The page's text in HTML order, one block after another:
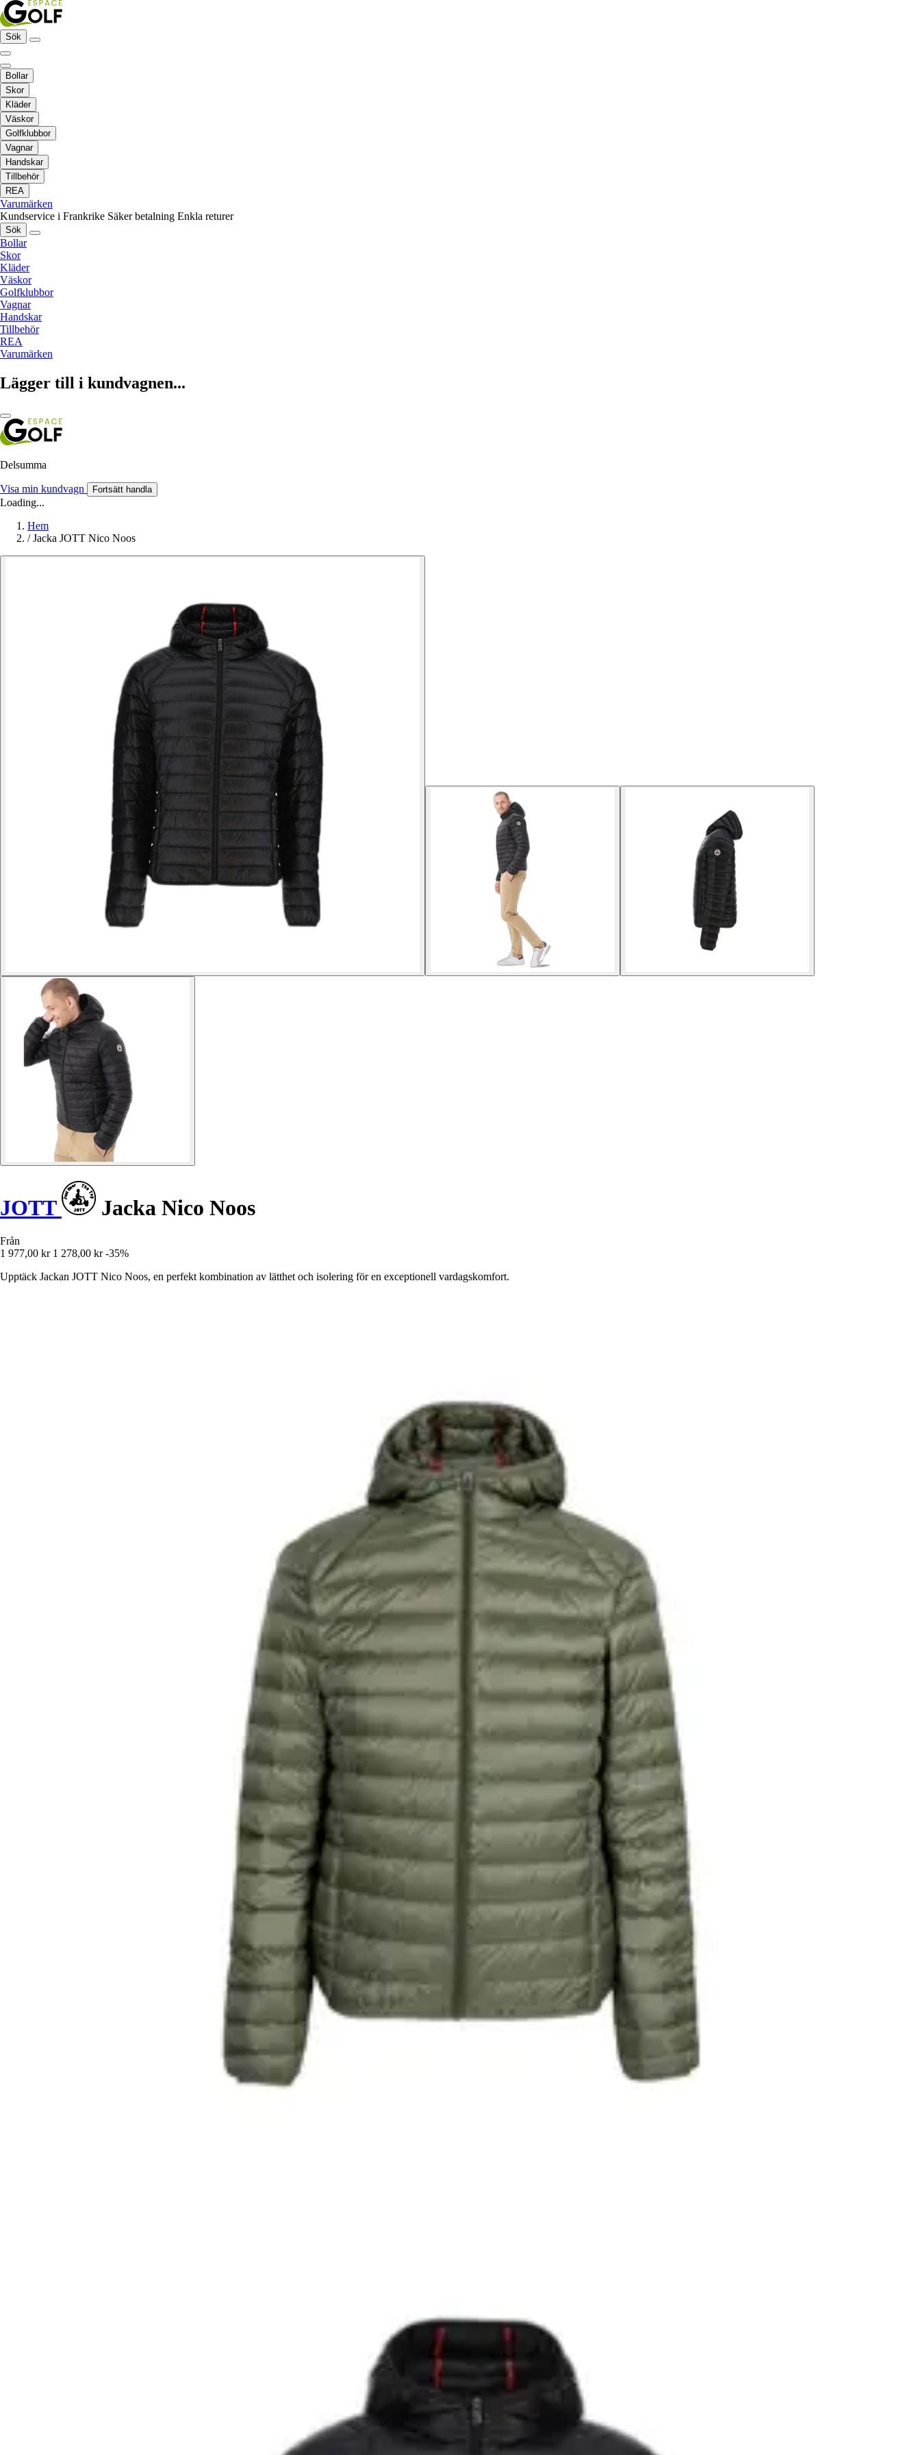
Sök
Bollar
Skor
Kläder
Väskor
Golfklubbor
Vagnar
Handskar
Tillbehör
REA
Varumärken
Kundservice i Frankrike Säker betalning Enkla returer
Sök
Bollar
Skor
Kläder
Väskor
Golfklubbor
Vagnar
Handskar
Tillbehör
REA
Varumärken
Lägger till i kundvagnen...
Delsumma
Visa min kundvagn Fortsätt handla
Loading...
Hem
/ Jacka JOTT Nico Noos
JOTT Jacka Nico Noos
Från
1 977,00 kr 1 278,00 kr -35%
Upptäck Jackan JOTT Nico Noos, en perfekt kombination av lätthet och isolering för en exceptionell vardagskomfort.